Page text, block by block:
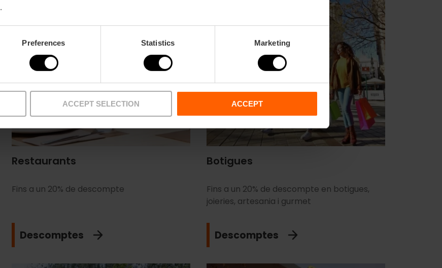
.
Preferences Statistics Marketing
ACCEPT SELECTION ACCEPT
Restaurants
Fins a un 20% de descompte
Descomptes
Botigues
Fins a un 20% de descompte en botigues,
joieries, artesania i gurmet
Descomptes